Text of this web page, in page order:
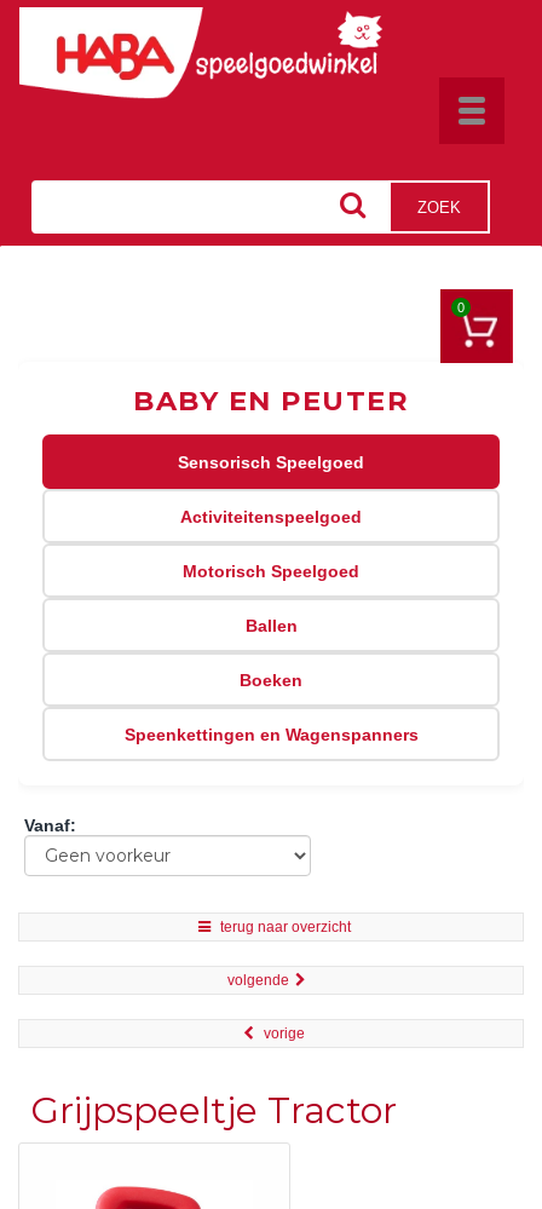
Toggle
ZOEK
0
BABY EN PEUTER
Sensorisch Speelgoed
Activiteitenspeelgoed
Motorisch Speelgoed
Ballen
Boeken
Speenkettingen en Wagenspanners
Vanaf:
terug naar overzicht
volgende
vorige
Grijpspeeltje Tractor